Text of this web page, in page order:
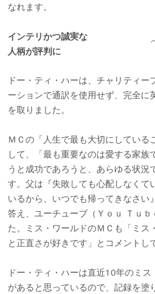
なれます。
インテリかつ誠実な
人柄が評判に
ドー・ティ・ハーは、チャリティ
ーションで通訳を使用せず、完全に
を取りました。
ＭＣの「人生で最も大切にしている
して、「最も重要なのは愛する家族
うと成功であろうと、あらゆる状況
す。父は『失敗しても心配しなくて
いるから、いつでも帰ってきなさい
答え、ユーチューブ（Ｙｏｕ Ｔｕ
た。ミス・ワールドのＭＣも「ミス
と正直さが好きです」とコメントし
ドー・ティ・ハーは直近10年のミ
があると思っているので、記録を塗